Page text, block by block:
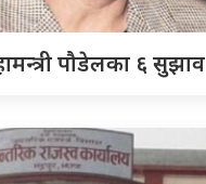
पौडेलका ६ सुझाव